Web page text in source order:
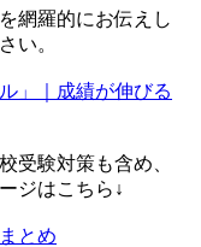
網羅的にお伝えし
い。
」｜成績が伸びる
受験対策も含め、
ジはこちら↓
とめ